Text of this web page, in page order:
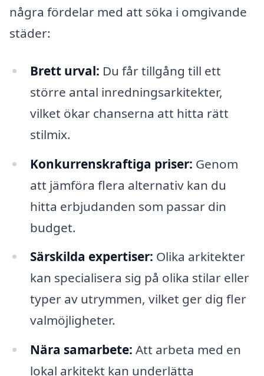
några fördelar med att söka i omgivande
städer:
Brett urval: Du får tillgång till ett
större antal inredningsarkitekter,
vilket ökar chanserna att hitta rätt
stilmix.
Konkurrenskraftiga priser: Genom
att jämföra flera alternativ kan du
hitta erbjudanden som passar din
budget.
Särskilda expertiser: Olika arkitekter
kan specialisera sig på olika stilar eller
typer av utrymmen, vilket ger dig fler
valmöjligheter.
Nära samarbete: Att arbeta med en
lokal arkitekt kan underlätta